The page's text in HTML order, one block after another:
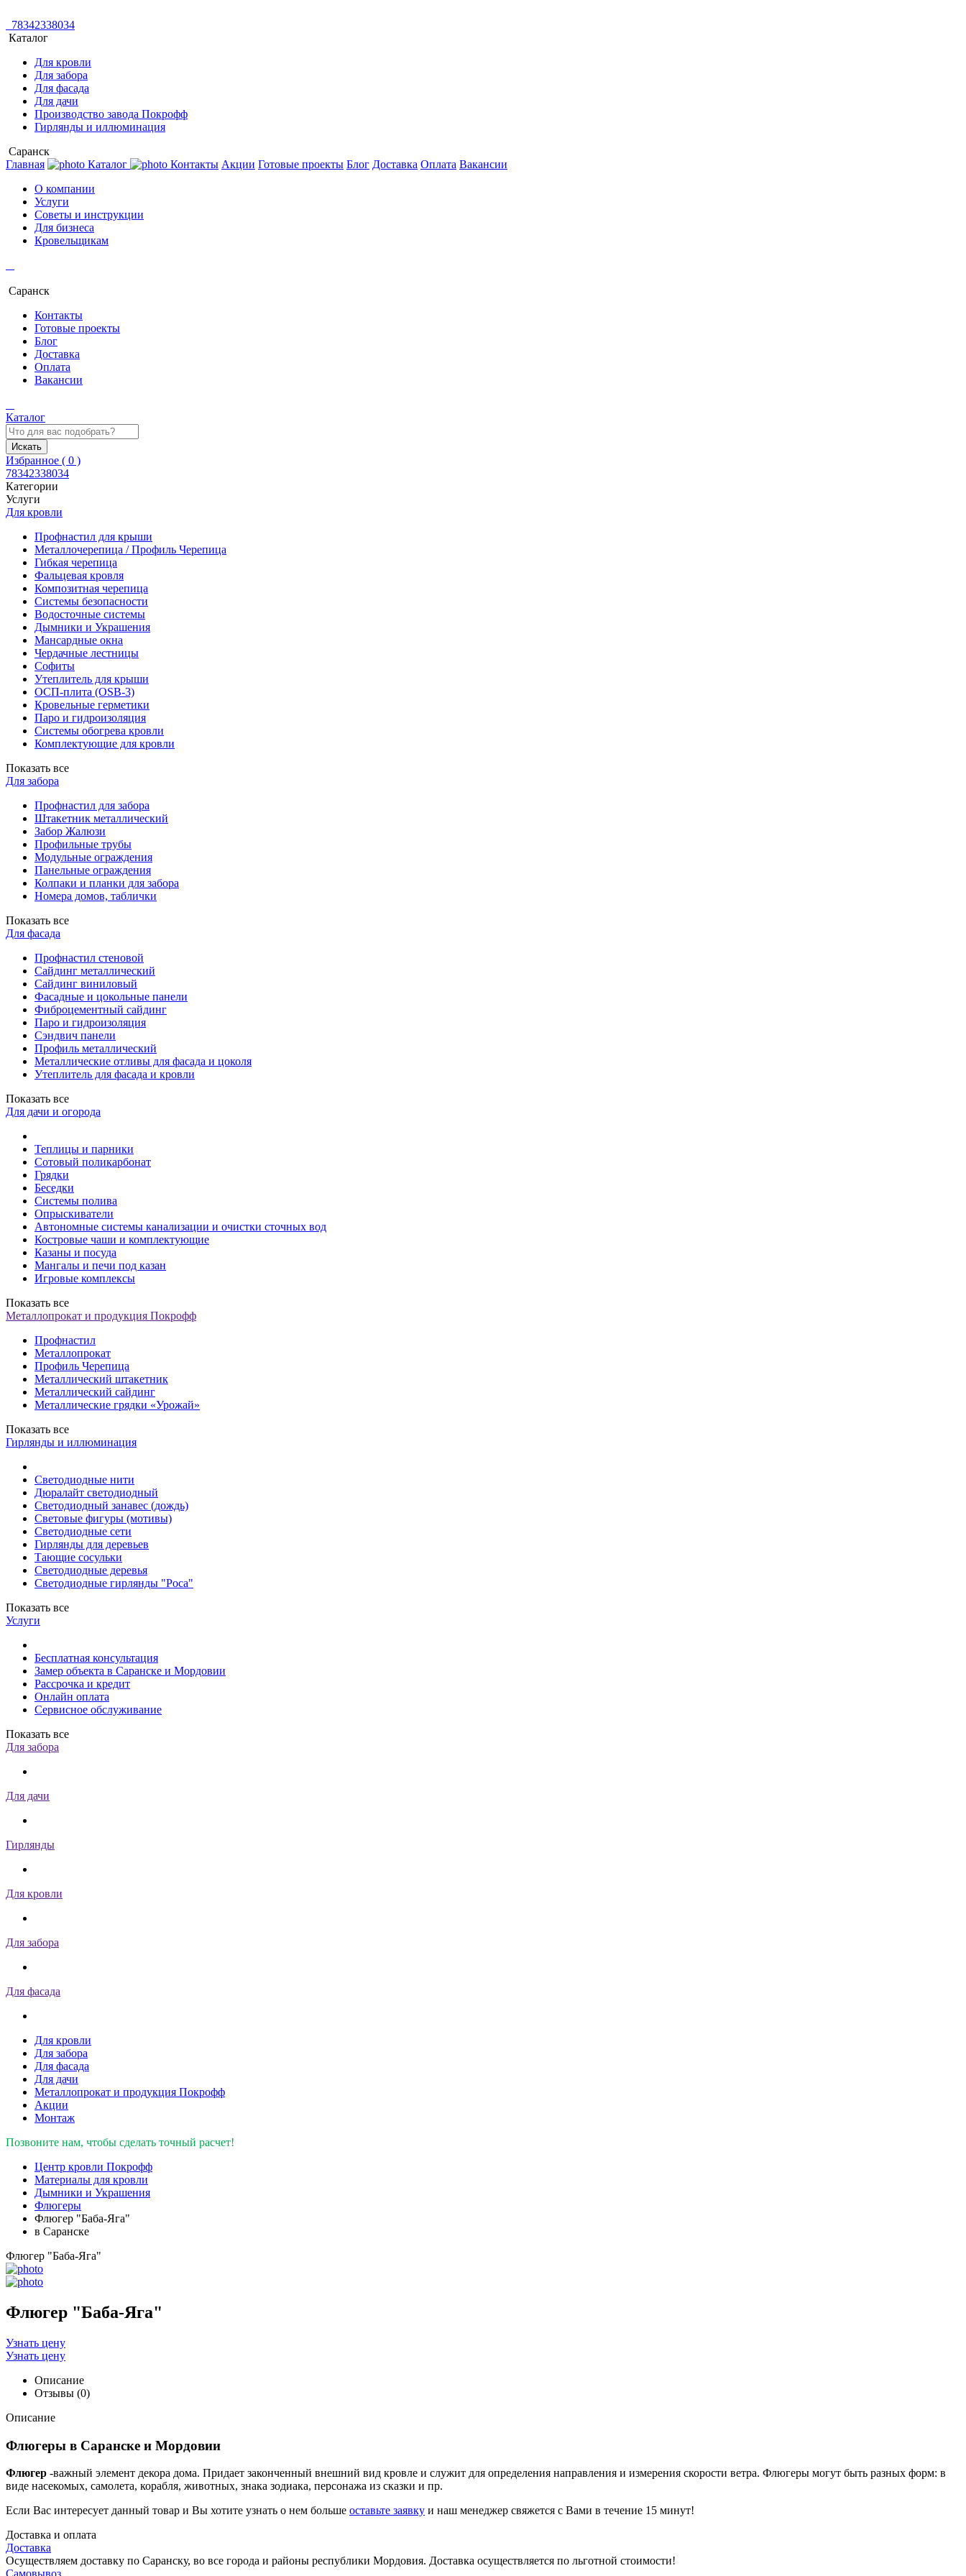
78342338034
Каталог
Для кровли
Для забора
Для фасада
Для дачи
Производство завода Покрофф
Гирлянды и иллюминация
Саранск
Главная
Каталог Контакты Акции Готовые проекты Блог Доставка Оплата Вакансии
О компании
Услуги
Советы и инструкции
Для бизнеса
Кровельщикам
Саранск
Контакты
Готовые проекты
Блог
Доставка
Оплата
Вакансии
Каталог
Искать
Избранное ( 0 )
78342338034
Категории
Услуги
Для кровли
Профнастил для крыши
Металлочерепица / Профиль Черепица
Гибкая черепица
Фальцевая кровля
Композитная черепица
Системы безопасности
Водосточные системы
Дымники и Украшения
Мансардные окна
Чердачные лестницы
Софиты
Утеплитель для крыши
ОСП-плита (OSB-3)
Кровельные герметики
Паро и гидроизоляция
Системы обогрева кровли
Комплектующие для кровли
Показать все
Для забора
Профнастил для забора
Штакетник металлический
Забор Жалюзи
Профильные трубы
Модульные ограждения
Панельные ограждения
Колпаки и планки для забора
Номера домов, таблички
Показать все
Для фасада
Профнастил стеновой
Сайдинг металлический
Сайдинг виниловый
Фасадные и цокольные панели
Фиброцементный сайдинг
Паро и гидроизоляция
Сэндвич панели
Профиль металлический
Металлические отливы для фасада и цоколя
Утеплитель для фасада и кровли
Показать все
Для дачи и огорода
Теплицы и парники
Сотовый поликарбонат
Грядки
Беседки
Системы полива
Опрыскиватели
Автономные системы канализации и очистки сточных вод
Костровые чаши и комплектующие
Казаны и посуда
Мангалы и печи под казан
Игровые комплексы
Показать все
Металлопрокат и продукция Покрофф
Профнастил
Металлопрокат
Профиль Черепица
Металлический штакетник
Металлический сайдинг
Металлические грядки «Урожай»
Показать все
Гирлянды и иллюминация
Светодиодные нити
Дюралайт светодиодный
Светодиодный занавес (дождь)
Световые фигуры (мотивы)
Светодиодные сети
Гирлянды для деревьев
Тающие сосульки
Светодиодные деревья
Светодиодные гирлянды "Роса"
Показать все
Услуги
Бесплатная консультация
Замер объекта в Саранске и Мордовии
Рассрочка и кредит
Онлайн оплата
Сервисное обслуживание
Показать все
Для забора
Для дачи
Гирлянды
Для кровли
Для забора
Для фасада
Для кровли
Для забора
Для фасада
Для дачи
Металлопрокат и продукция Покрофф
Акции
Монтаж
Позвоните нам, чтобы сделать точный расчет!
Центр кровли Покрофф
Материалы для кровли
Дымники и Украшения
Флюгеры
Флюгер "Баба-Яга"
в Саранске
Флюгер "Баба-Яга"
Флюгер "Баба-Яга"
Узнать цену
Узнать цену
Описание
Отзывы (0)
Описание
Флюгеры в Саранске и Мордовии
Флюгер -важный элемент декора дома. Придает законченный внешний вид кровле и служит для определения направления и измерения скорости ветра. Флюгеры могут быть разных форм: в
виде насекомых, самолета, корабля, животных, знака зодиака, персонажа из сказки и пр.
Если Вас интересует данный товар и Вы хотите узнать о нем больше оставьте заявку и наш менеджер свяжется с Вами в течение 15 минут!
Доставка и оплата
Доставка
Осуществляем доставку по Саранску, во все города и районы республики Мордовия. Доставка осуществляется по льготной стоимости!